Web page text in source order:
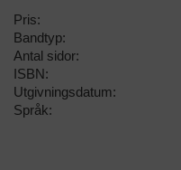
Pris:
Bandtyp:
Antal sidor:
ISBN:
Utgivningsdatum:
Språk: